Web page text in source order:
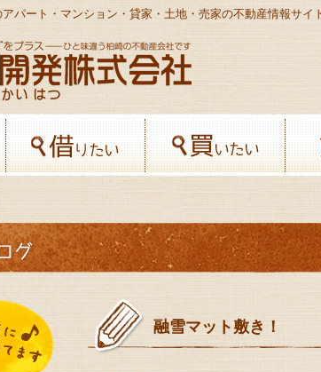
パート・マンション・貸家・土地・売家の不動産情報サイ
八幡開発株式会社-
ホーム 借りたい 買い
融雪マット敷き！